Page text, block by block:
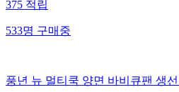
375적립
533명구매중
풍년 뉴 멀티쿡 양면 바비큐팬 생